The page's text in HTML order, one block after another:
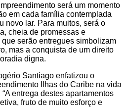
será um momento
em cada família contemplada
novo lar. Para muitos, será o
cheia de promessas e
serão entregues simbolizam
mas a conquista de um direito
digna.
Santiago enfatizou o
Ilhas do Caribe na vida
entrega destes apartamentos
fruto de muito esforço e